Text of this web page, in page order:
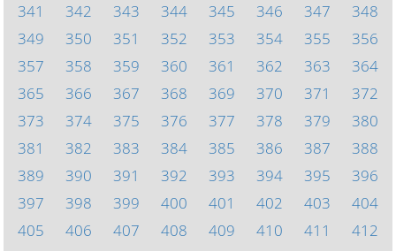
341
342 343 344 345 346 347
348
349
350 351 352 353 354 355
356
357
358 359 360 361 362 363
364
365
366 367 368 369 370 371
372
373
374 375 376 377 378 379
380
381
382 383 384 385 386 387
388
389
390 391 392 393 394 395
396
397
398 399 400 401 402 403
404
405
406 407 408 409 410 411
412